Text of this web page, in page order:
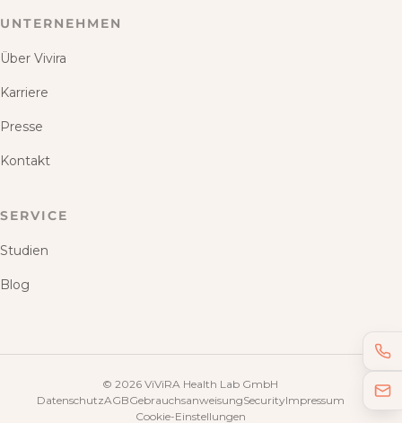
UNTERNEHMEN
Über Vivira
Karriere
Presse
Kontakt
SERVICE
Studien
Blog
© 2026 ViViRA Health Lab GmbH
DatenschutzAGBGebrauchsanweisungSecurityImpressum
Cookie-Einstellungen